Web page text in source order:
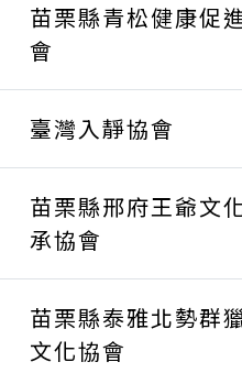
苗栗縣青松健康促
會
臺灣入靜協會
苗栗縣邢府王爺文
承協會
苗栗縣泰雅北勢群
文化協會